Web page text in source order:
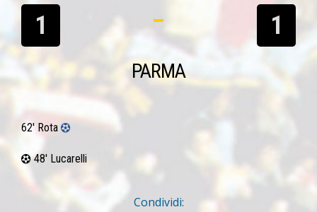
1 1
PARMA
62′ Rota
48′ Lucarelli
Condividi: